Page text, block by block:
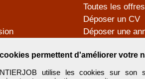
permettent d'améliorer votre
utilise les cookies sur son
Toutes les
Déposer un CV
Déposer une